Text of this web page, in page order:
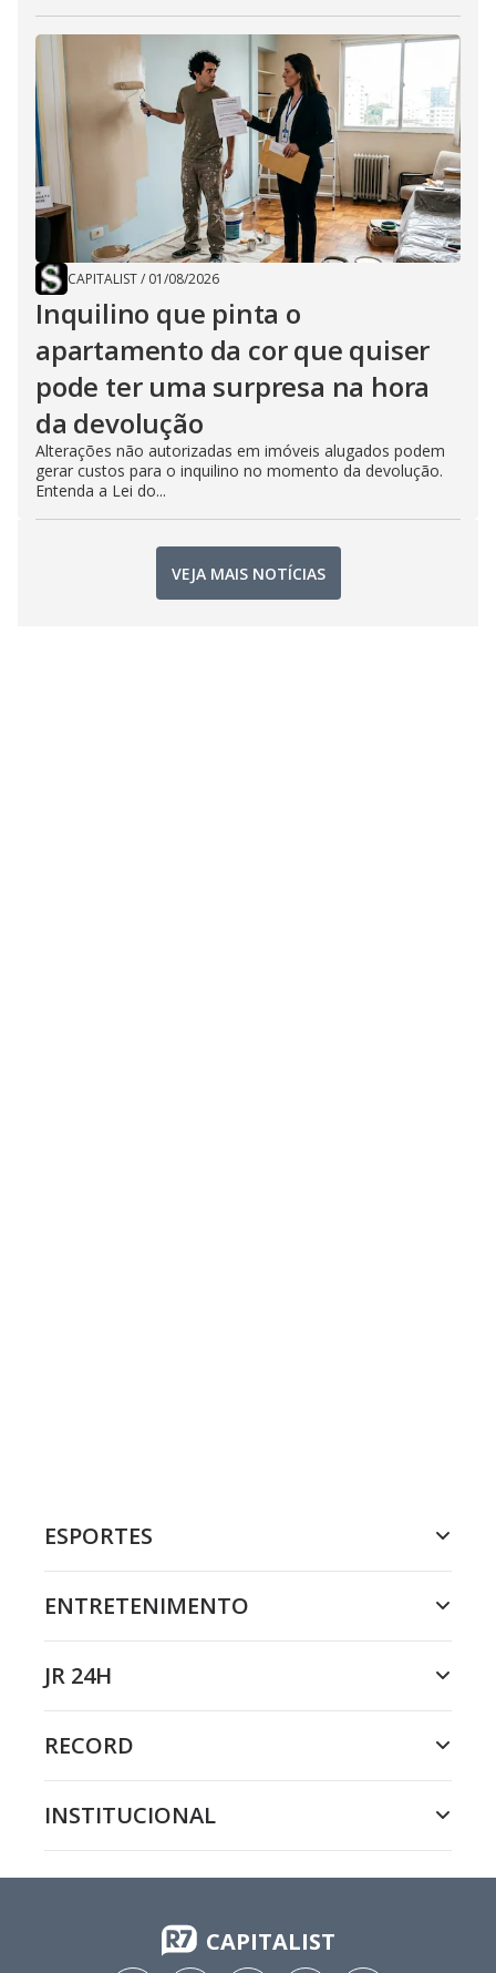
CAPITALIST/ 01/08/2026
Inquilino que pinta o
apartamento da cor que quiser
pode ter uma surpresa na hora
da devolução
Alterações não autorizadas em imóveis alugados podem
gerar custos para o inquilino no momento da devolução.
Entenda a Lei do...
VEJA MAIS NOTÍCIAS
ESPORTES
ENTRETENIMENTO
JR 24H
RECORD
INSTITUCIONAL
CAPITALIST